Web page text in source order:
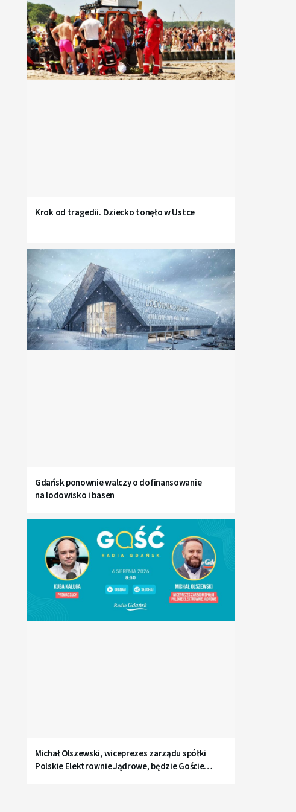
Krok od tragedii. Dziecko tonęło w Ustce
Gdańsk ponownie walczy o dofinansowanie
na lodowisko i basen
Michał Olszewski, wiceprezes zarządu spółki
Polskie Elektrownie Jądrowe, będzie Gościem